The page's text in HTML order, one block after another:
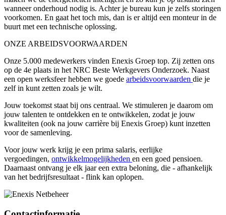
wanneer onderhoud nodig is. Achter je bureau kun je zelfs storingen
voorkomen. En gaat het toch mis, dan is er altijd een monteur in de
buurt met een technische oplossing.
ONZE ARBEIDSVOORWAARDEN
Onze 5.000 medewerkers vinden Enexis Groep top. Zij zetten ons
op de 4e plaats in het NRC Beste Werkgevers Onderzoek. Naast
een open werksfeer hebben we goede arbeidsvoorwaarden die je
zelf in kunt zetten zoals je wilt.
Jouw toekomst staat bij ons centraal. We stimuleren je daarom om
jouw talenten te ontdekken en te ontwikkelen, zodat je jouw
kwaliteiten (ook na jouw carrière bij Enexis Groep) kunt inzetten
voor de samenleving.
Voor jouw werk krijg je een prima salaris, eerlijke
vergoedingen, ontwikkelmogelijkheden en een goed pensioen.
Daarnaast ontvang je elk jaar een extra beloning, die - afhankelijk
van het bedrijfsresultaat - flink kan oplopen.